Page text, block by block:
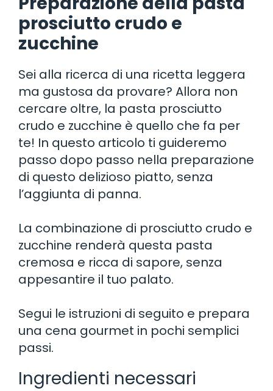
prosciutto crudo e
zucchine
Sei alla ricerca di una ricetta leggera
ma gustosa da provare? Allora non
cercare oltre, la pasta prosciutto
crudo e zucchine è quello che fa per
te! In questo articolo ti guideremo
passo dopo passo nella preparazione
di questo delizioso piatto, senza
l’aggiunta di panna.
La combinazione di prosciutto crudo e
zucchine renderà questa pasta
cremosa e ricca di sapore, senza
appesantire il tuo palato.
Segui le istruzioni di seguito e prepara
una cena gourmet in pochi semplici
passi.
Ingredienti necessari